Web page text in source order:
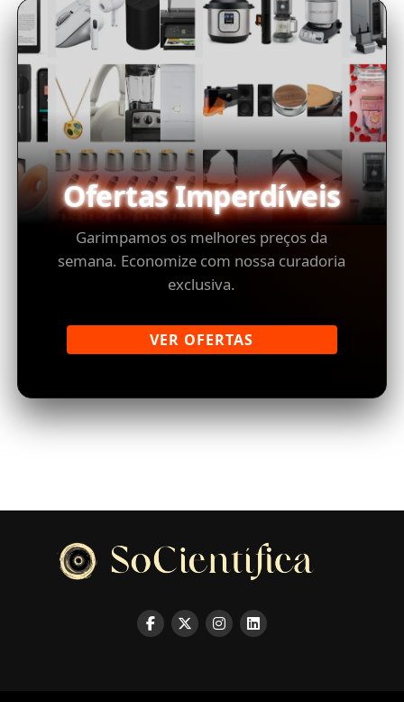
Ofertas Imperdíveis
Garimpamos os melhores preços da
semana. Economize com nossa curadoria
exclusiva.
VER OFERTAS